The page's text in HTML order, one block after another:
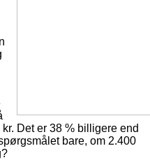
Det er 38 % billigere end
bare, om 2.400